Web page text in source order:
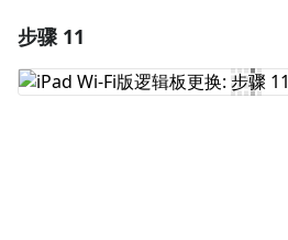
添加评论
步骤 11